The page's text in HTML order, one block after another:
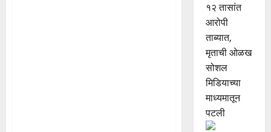
१२ तासांत
आरोपी
ताब्यात,
मृताची ओळख
सोशल
मिडियाच्या
माध्यमातून
पटली